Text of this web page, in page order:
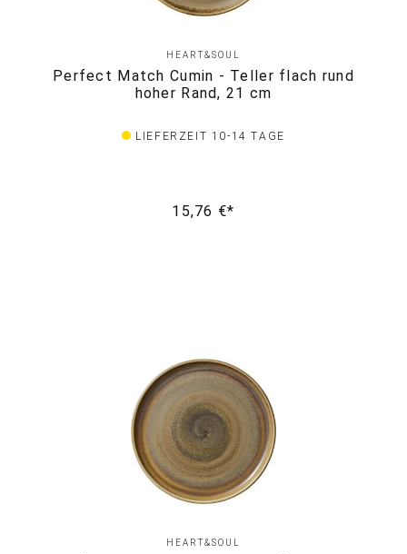
HEART&SOUL
Perfect Match Cumin - Teller flach rund
hoher Rand, 21 cm
LIEFERZEIT 10-14 TAGE
15,76 €*
HEART&SOUL